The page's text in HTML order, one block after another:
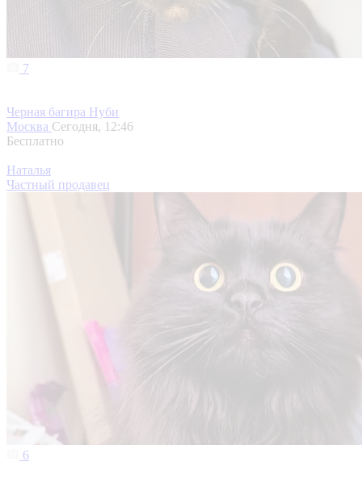
7
Черная багира Нуби
Москва Сегодня, 12:46
Бесплатно
Наталья
Частный продавец
6